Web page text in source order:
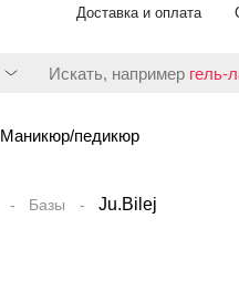
Доставка и оплата
Искать, например гель-
Маникюр/педикюр
Базы Ju.Bilej